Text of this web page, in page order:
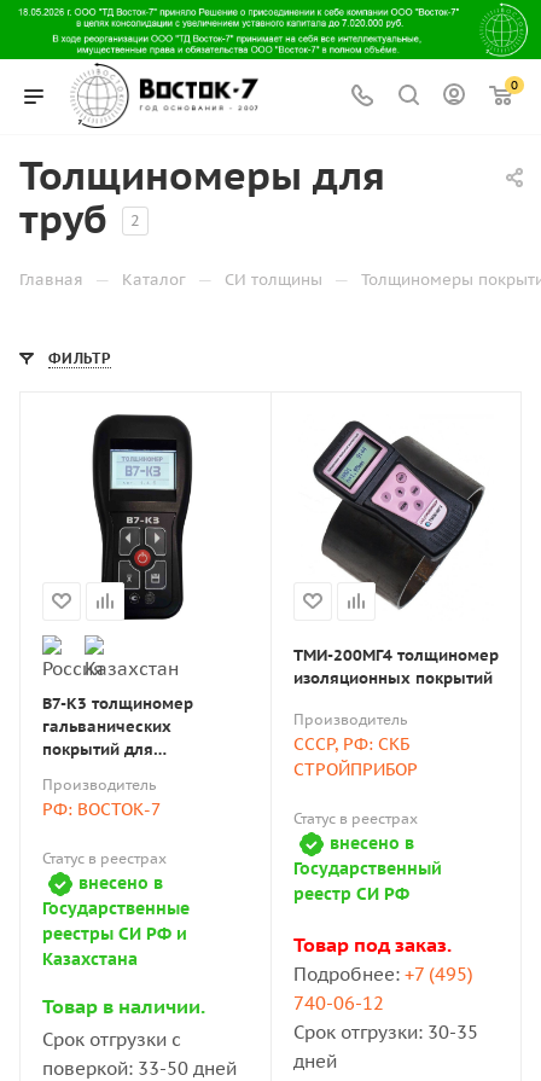
0
Толщиномеры для
труб
2
Главная — Каталог — СИ толщины — Толщиномеры
ФИЛЬТР
В7-К3 толщиномер
гальванических
покрытий для
основания с поверкой
Производитель
РФ: ВОСТОК-7
Статус в реестрах
внесено в
Государственные
реестры СИ РФ и
Казахстана
Товар в наличии.
Срок отгрузки с
поверкой: 33-50 дней
ТМИ-200МГ4 толщиномер
изоляционных покрытий
Производитель
СССР, РФ: СКБ
СТРОЙПРИБОР
Статус в реестрах
внесено в
Государственный
реестр СИ РФ
Товар под заказ.
Подробнее: +7 (495)
740-06-12
Срок отгрузки: 30-35
дней